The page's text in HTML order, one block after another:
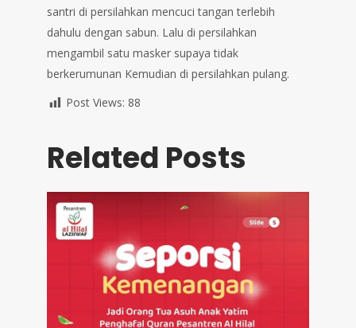
santri di persilahkan mencuci tangan terlebih
dahulu dengan sabun. Lalu di persilahkan
mengambil satu masker supaya tidak
berkerumunan Kemudian di persilahkan pulang.
Post Views: 88
Related Posts